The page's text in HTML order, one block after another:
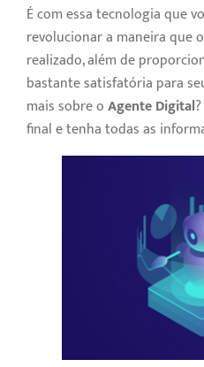
É com essa tecnologia que
revolucionar a maneira que
realizado, além de
bastante satisfatória para
mais sobre oAgente Digital
final e tenha todas as